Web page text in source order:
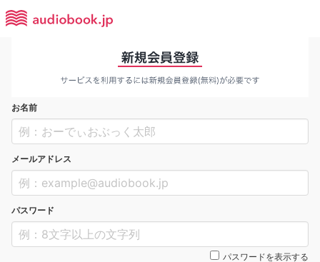
お名前
メールアドレス
パスワード
パスワードを表示する